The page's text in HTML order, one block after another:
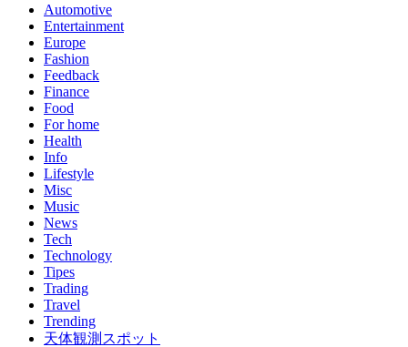
Automotive
Entertainment
Europe
Fashion
Feedback
Finance
Food
For home
Health
Info
Lifestyle
Misc
Music
News
Tech
Technology
Tipes
Trading
Travel
Trending
天体観測スポット